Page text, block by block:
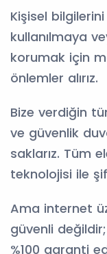
Kişisel
kullanılmaya
korumak için
önlemler alırız.
Bize verdiğin
ve güvenlik
saklarız. Tüm
teknolojisi ile
Ama internet
güvenli
%100 garanti